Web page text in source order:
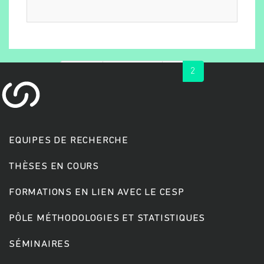
2
EQUIPES DE RECHERCHE
THÈSES EN COURS
FORMATIONS EN LIEN AVEC LE CESP
PÔLE MÉTHODOLOGIES ET STATISTIQUES
SÉMINAIRES